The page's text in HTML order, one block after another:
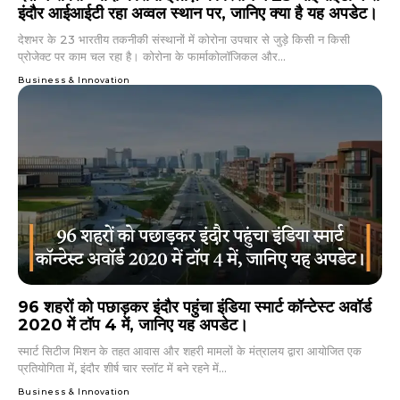
इंदौर आईआईटी रहा अव्वल स्थान पर, जानिए क्या है यह अपडेट।
देशभर के 23 भारतीय तकनीकी संस्थानों में कोरोना उपचार से जुड़े किसी न किसी
प्रोजेक्ट पर काम चल रहा है। कोरोना के फार्माकोलॉजिकल और...
Business & Innovation
96 शहरों को पछाड़कर इंदौर पहुंचा इंडिया स्मार्ट कॉन्टेस्ट अवॉर्ड
2020 में टॉप 4 में, जानिए यह अपडेट।
स्मार्ट सिटीज मिशन के तहत आवास और शहरी मामलों के मंत्रालय द्वारा आयोजित एक
प्रतियोगिता में, इंदौर शीर्ष चार स्लॉट में बने रहने में...
Business & Innovation